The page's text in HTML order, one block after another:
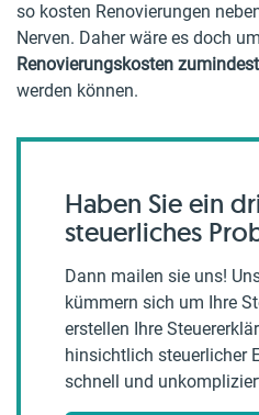
so kosten Renovierungen
Nerven. Daher wäre es doch
Renovierungskosten
werden können.
Haben Sie ein
steuerliches
Dann mailen sie uns!
kümmern sich um Ihre
erstellen Ihre
hinsichtlich steuerlicher
schnell und